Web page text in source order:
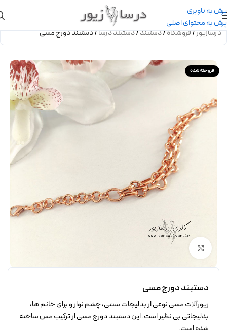
پرش به ناوبری
پرش به محتوای اصلی
درسازیور/فروشگاه/دستبند/دستبند درسا/دستبند دورج مسی
فروخته شده
برای بزرگنمایی کلیک کنید
دستبند دورج مسی
زیورآلات مسی نوعی از بدلیجات سنتی، چشم نواز و برای خانم ها،
بدلیجاتی بی نظیر است. این دستبند دورج مسی از ترکیب مس ساخته
شده است.